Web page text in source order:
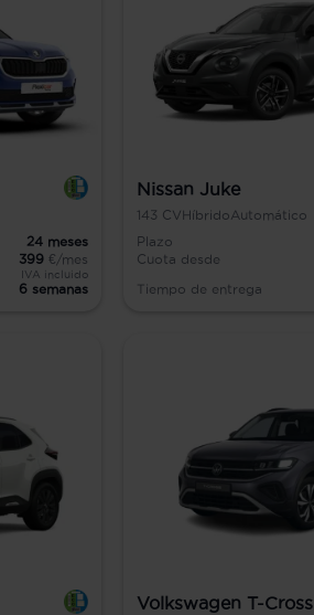
24 meses
399 €/mes
IVA incluido
6 semanas
Nissan Juke
143 CVHíbridoAutomático
Plazo
Cuota desde
Tiempo de entrega
Volkswagen T-Cross